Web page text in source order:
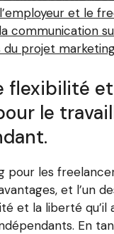
et le
communication
du projet
flexibilité
le
pour les
et l’un
et la liberté qu’il
En